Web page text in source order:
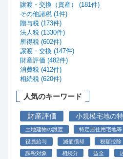
譲渡・交換（資産） (181件)
その他諸税 (1件)
贈与税 (173件)
法人税 (1330件)
所得税 (602件)
譲渡・交換 (147件)
財産評価 (482件)
消費税 (412件)
相続税 (620件)
人気のキーワード
財産評価 小規模宅地の
土地建物の譲渡 特定居住用宅地等
役員給与 減価償却 税額控除
課税対象
相続分 益金